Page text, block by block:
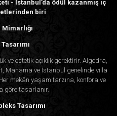
- İstanbul’da ödül kazanmış iç
biri
estetik açıklık gerektirir. Algedra,
Manama ve İstanbul genelinde villa
mekân yaşam tarzına, konfora ve
göre tasarlanır.
Tasarımı